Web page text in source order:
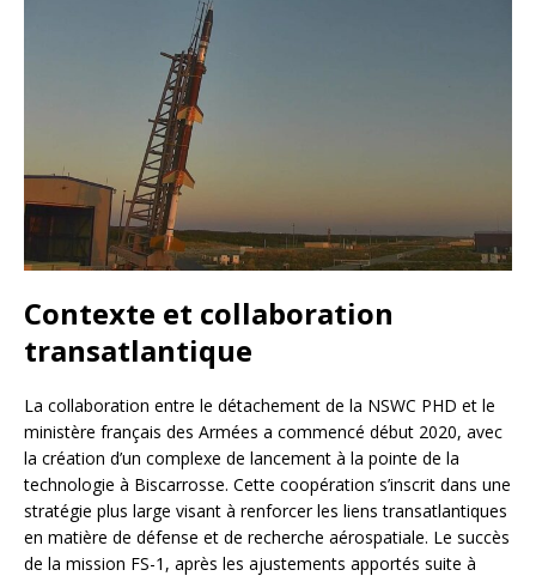
Contexte et collaboration
transatlantique
La collaboration entre le détachement de la NSWC PHD et le
ministère français des Armées a commencé début 2020, avec
la création d’un complexe de lancement à la pointe de la
technologie à Biscarrosse. Cette coopération s’inscrit dans une
stratégie plus large visant à renforcer les liens transatlantiques
en matière de défense et de recherche aérospatiale. Le succès
de la mission FS-1, après les ajustements apportés suite à